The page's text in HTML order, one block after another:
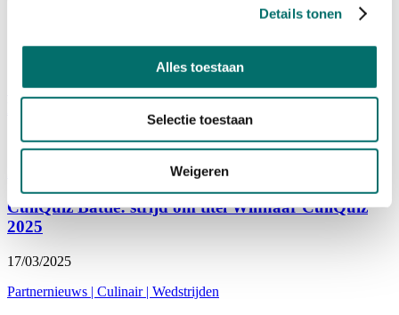
Details tonen
Alles toestaan
Selectie toestaan
Weigeren
Culinair
Strijd om de HANOS Gouden Koksmuts 2025 barst
15/05/2025
|Culinair|
CuliQuiz Battle: strijd om titel Winnaar CuliQuiz
2025
17/03/2025
Partnernieuws | Culinair| Wedstrijden